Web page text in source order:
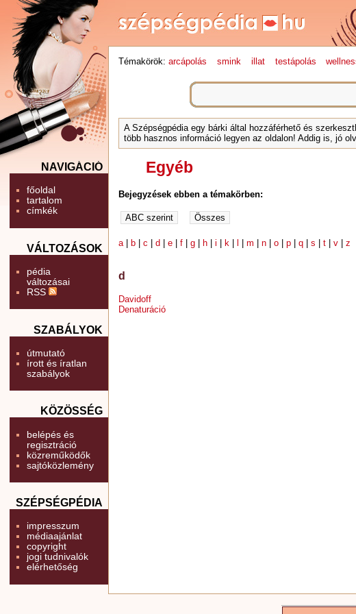
NAVIGÁCIÓ
főoldal
tartalom
címkék
VÁLTOZÁSOK
pédia
változásai
RSS
SZABÁLYOK
útmutató
írott és íratlan
szabályok
KÖZÖSSÉG
belépés és
regisztráció
közreműködők
sajtóközlemény
SZÉPSÉGPÉDIA
impresszum
médiaajánlat
copyright
jogi tudnivalók
elérhetőség
Témakörök: arcápolás smink illat testápolás
A Szépségpédia egy bárki által hozzáférhető és
több hasznos információ legyen az oldalon! Addig is, jó
Egyéb
Bejegyzések ebben a témakörben:
a b |c |d |e |f |g h |i k |m |n |o |p |q |s |t |v |z
d
Davidoff
Denaturáció